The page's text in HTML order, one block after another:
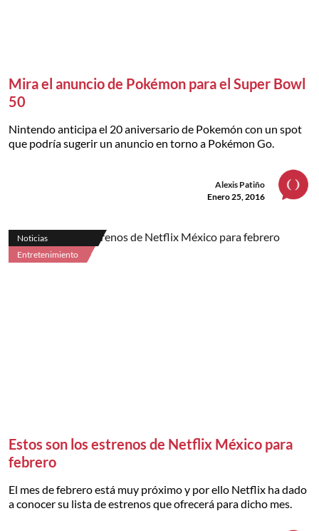
Mira el anuncio de Pokémon para el Super Bowl
50
Nintendo anticipa el 20 aniversario de Pokemón con un spot
que podría sugerir un anuncio en torno a Pokémon Go.
Alexis Patiño
Enero 25, 2016
Noticias
Entretenimiento
Estos son los estrenos de Netflix México para
febrero
El mes de febrero está muy próximo y por ello Netflix ha dado
a conocer su lista de estrenos que ofrecerá para dicho mes.